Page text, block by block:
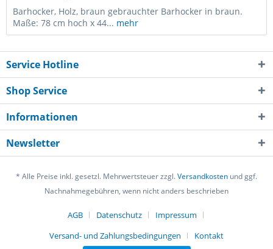
Barhocker, Holz, braun gebrauchter Barhocker in braun.
Maße: 78 cm hoch x 44... mehr
Service Hotline
Shop Service
Informationen
Newsletter
* Alle Preise inkl. gesetzl. Mehrwertsteuer zzgl.Versandkosten und ggf.
Nachnahmegebühren, wenn nicht anders beschrieben
AGB Datenschutz
Impressum
Versand- und Zahlungsbedingungen
Kontakt